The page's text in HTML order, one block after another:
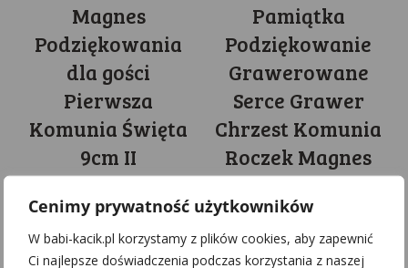
Cenimy prywatność użytkowników
W babi-kacik.pl korzystamy z plików cookies, aby zapewnić
Ci najlepsze doświadczenia podczas korzystania z naszej
Magnes
Podziękowania
dla gości
Pierwsza
Komunia Święta
9cm II
Pamiątka
Podziękowanie
Grawerowane
Serce Grawer
Chrzest Komunia
Roczek Magnes